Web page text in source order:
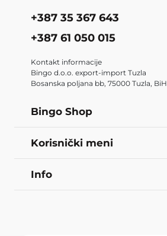
+387 35 367 643
+387 61 050 015
Kontakt informacije
Bingo d.o.o. export-import Tuzla
Bosanska poljana bb, 75000 Tuzla, BiH
Bingo Shop
Korisnički meni
Info